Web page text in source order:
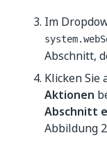
Im
Abschnitt,
Klicken Sie
Aktionen
Abschnitt
Abbildung